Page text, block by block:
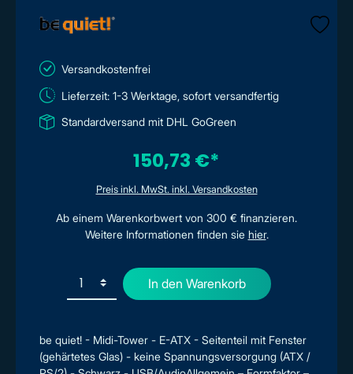
be quiet! - Midi-Tower - E-ATX - Seitenteil mit Fenster
(gehärtetes Glas) - keine Spannungsversorgung (ATX /
Versandkostenfrei
Lieferzeit: 1-3 Werktage, sofort versandfertig
Standardversand mit DHL GoGreen
150,73 €*
Preis inkl. MwSt. inkl. Versandkosten
Ab einem Warenkorbwert von 300 € finanzieren.
Weitere Informationen finden sie hier.
In den Warenkorb